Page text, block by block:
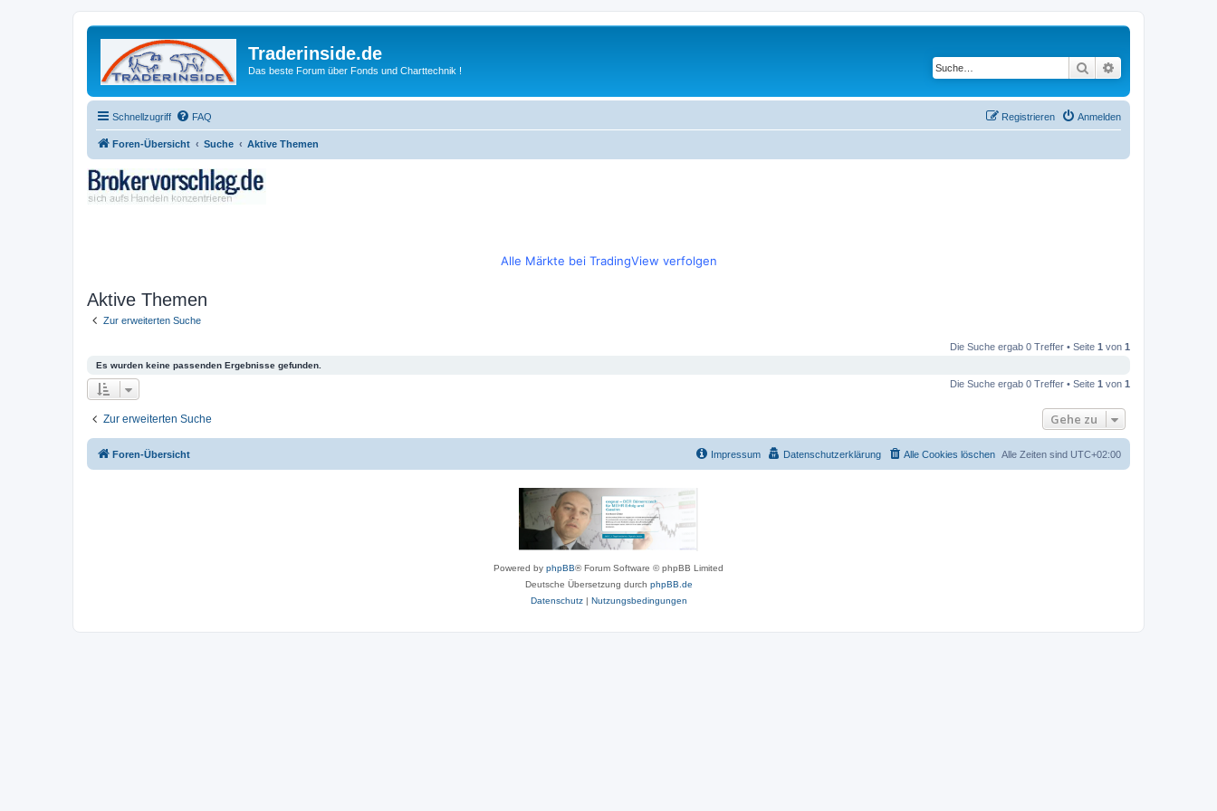
Traderinside.de
Das beste Forum über Fonds und Charttechnik ! Suche
Schnellzugriff FAQ Anmelden
Registrieren
Foren-Übersicht Suche Aktive Themen
Alle Märkte bei TradingView verfolgen
Aktive Themen
Zur erweiterten Suche
Die Suche ergab 0 Treffer • Seite 1 von 1
Es wurden keine passenden Ergebnisse gefunden.
Die Suche ergab 0 Treffer • Seite 1 von 1
Zur erweiterten Suche Gehe zu
Foren-Übersicht Alle Zeiten sind UTC+02:00
Alle Cookies löschen
Datenschutzerklärung
Impressum
Powered by phpBB® Forum Software © phpBB Limited
Deutsche Übersetzung durch phpBB.de
Datenschutz| Nutzungsbedingungen